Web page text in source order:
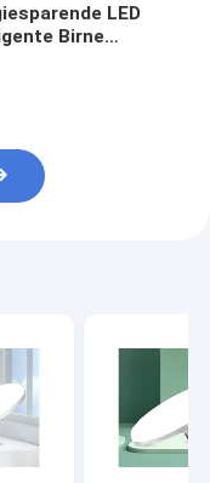
LED
Birne